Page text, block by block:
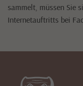
sammelt, müssen Sie
Internetauftritts bei